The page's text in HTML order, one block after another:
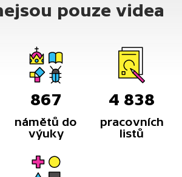
pouze videa
867
námětů do
výuky
4 838
pracovních
listů